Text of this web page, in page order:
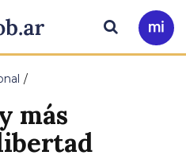
Ir
a
Buscar
más